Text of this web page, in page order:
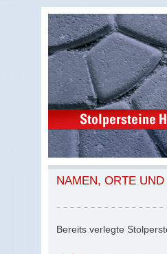
NAMEN, ORTE
Bereits verlegte